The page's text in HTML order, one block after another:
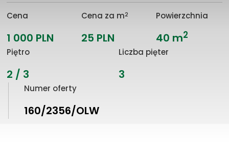
Cena
1 000 PLN
Cena za m2
25 PLN
Powierzchnia
40 m2
Piętro
2 / 3
Liczba pięter
3
Numer oferty
160/2356/OLW